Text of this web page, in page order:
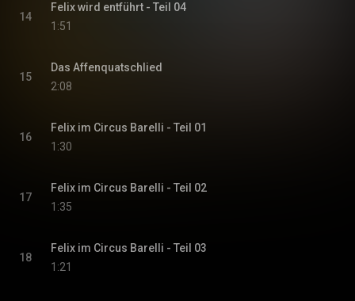
14
Felix wird entführt - Teil 04
1:51
15
Das Affenquatschlied
2:08
16
Felix im Circus Barelli - Teil 01
1:30
17
Felix im Circus Barelli - Teil 02
1:35
18
Felix im Circus Barelli - Teil 03
1:21